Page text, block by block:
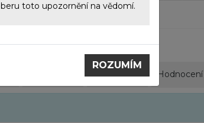
Název (Z-A) Hodnocení
beru toto upozornění na vědomí.
ROZUMÍM